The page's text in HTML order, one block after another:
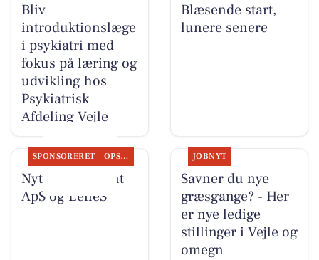
Bliv
introduktionslæge
i psykiatri med
fokus på læring og
udvikling hos
Psykiatrisk
Afdeling Vejle
Blæsende start,
lunere senere
SPONSORERET OPSLAGSTAVLEN
Nyt fra Fairpaint
ApS og LeneS
JOBNYT
Savner du nye
græsgange? - Her
er nye ledige
stillinger i Vejle og
omegn